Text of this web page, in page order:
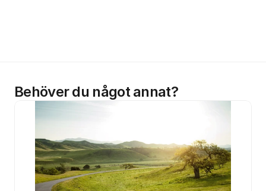
Behöver du något annat?